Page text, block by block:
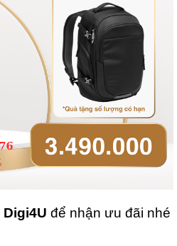
Digi4U để nhận ưu đãi nhé